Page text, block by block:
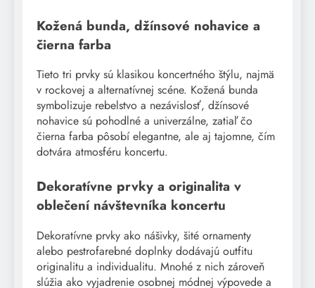
Kožená bunda, džínsové nohavice a
čierna farba
Tieto tri prvky sú klasikou koncertného štýlu, najmä
v rockovej a alternatívnej scéne. Kožená bunda
symbolizuje rebelstvo a nezávislosť, džínsové
nohavice sú pohodlné a univerzálne, zatiaľ čo
čierna farba pôsobí elegantne, ale aj tajomne, čím
dotvára atmosféru koncertu.
Dekoratívne prvky a originalita v
oblečení návštevníka koncertu
Dekoratívne prvky ako nášivky, šité ornamenty
alebo pestrofarebné doplnky dodávajú outfitu
originalitu a individualitu. Mnohé z nich zároveň
slúžia ako vyjadrenie osobnej módnej výpovede a